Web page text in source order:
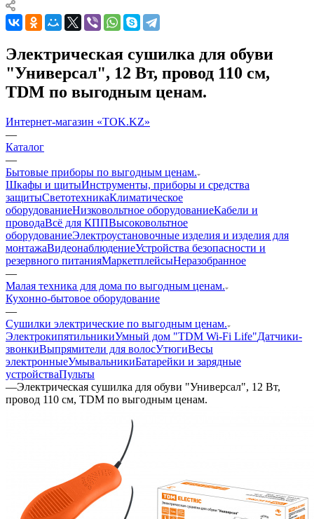
Электрическая сушилка для обуви
"Универсал", 12 Вт, провод 110 см,
TDM по выгодным ценам.
Интернет-магазин «TOK.KZ»
—
Каталог
—
Бытовые приборы по выгодным ценам.
Шкафы и щитыИнструменты, приборы и средства
защитыСветотехникаКлиматическое
оборудованиеНизковольтное оборудованиеКабели и
проводаВсё для КППВысоковольтное
оборудованиеЭлектроустановочные изделия и изделия для
монтажаВидеонаблюдениеУстройства безопасности и
резервного питанияМаркетплейсыНеразобранное
—
Малая техника для дома по выгодным ценам.
Кухонно-бытовое оборудование
—
Сушилки электрические по выгодным ценам.
ЭлектрокипятильникиУмный дом "TDM Wi-Fi Life"Датчики-
звонкиВыпрямители для волосУтюгиВесы
электронныеУмывальникиБатарейки и зарядные
устройстваПульты
—Электрическая сушилка для обуви "Универсал", 12 Вт,
провод 110 см, TDM по выгодным ценам.